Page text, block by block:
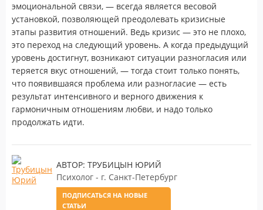
эмоциональной связи, — всегда является весовой
установкой, позволяющей преодолевать кризисные
этапы развития отношений. Ведь кризис — это не плохо,
это переход на следующий уровень. А когда предыдущий
уровень достигнут, возникают ситуации разногласия или
теряется вкус отношений, — тогда стоит только понять,
что появившаяся проблема или разногласие — есть
результат интенсивного и верного движения к
гармоничным отношениям любви, и надо только
продолжать идти.
АВТОР: ТРУБИЦЫН ЮРИЙ
Психолог - г. Санкт-Петербург
ПОДПИСАТЬСЯ НА НОВЫЕ
СТАТЬИ